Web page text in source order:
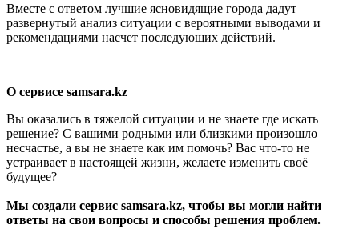
Вместе с ответом лучшие ясновидящие города дадут
развернутый анализ ситуации с вероятными выводами и
рекомендациями насчет последующих действий.
О сервисе samsara.kz
Вы оказались в тяжелой ситуации и не знаете где искать
решение? С вашими родными или близкими произошло
несчастье, а вы не знаете как им помочь? Вас что-то не
устраивает в настоящей жизни, желаете изменить своё
будущее?
Мы создали сервис samsara.kz, чтобы вы могли найти
ответы на свои вопросы и способы решения проблем.